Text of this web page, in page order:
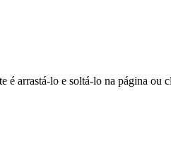
é arrastá-lo e soltá-lo na página